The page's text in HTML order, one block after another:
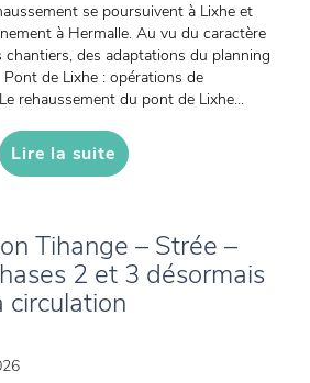
se poursuivent à Lixhe et
à Hermalle. Au vu du caractère
des adaptations du planning
de Lixhe : opérations de
rehaussement du pont de Lixhe...
Lire la suite
Tihange – Strée –
2 et 3 désormais
circulation